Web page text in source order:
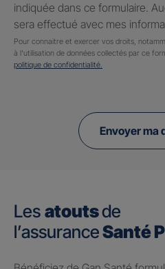
indiquée dans ce formulaire.
sera effectué avec mes
Pour connaitre et exercer vos droits,
à l'utilisation de données collectés par ce
politique de confidentialité.
Envoyer ma
Les atoutsde
l’assuranceSanté